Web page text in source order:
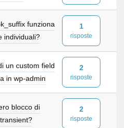
funziona
individuali?
1
risposte
un custom field
in wp-admin
2
risposte
blocco di
2
risposte